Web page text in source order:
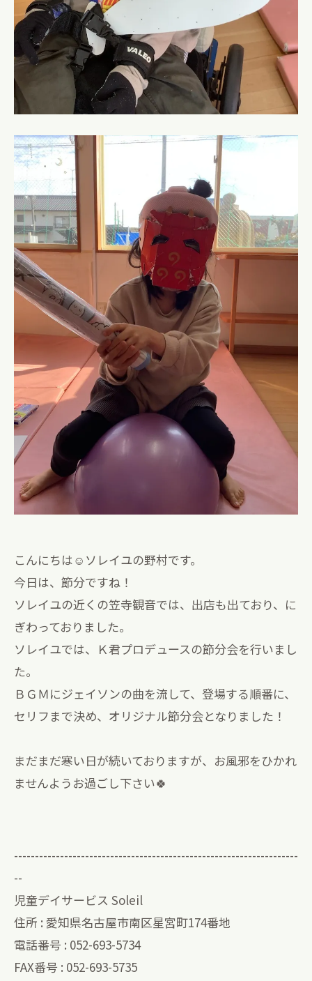
こんにちは☺️ソレイユの野村です。
今日は、節分ですね！
ソレイユの近くの笠寺観音では、出店も出ており、に
ぎわっておりました。
ソレイユでは、Ｋ君プロデュースの節分会を行いまし
た。
ＢＧＭにジェイソンの曲を流して、登場する順番に、
セリフまで決め、オリジナル節分会となりました！
まだまだ寒い日が続いておりますが、お風邪をひかれ
ませんようお過ごし下さい🍀
--------------------------------------------------------------------
--
児童デイサービス Soleil
住所 : 愛知県名古屋市南区星宮町174番地
電話番号 : 052-693-5734
FAX番号 : 052-693-5735